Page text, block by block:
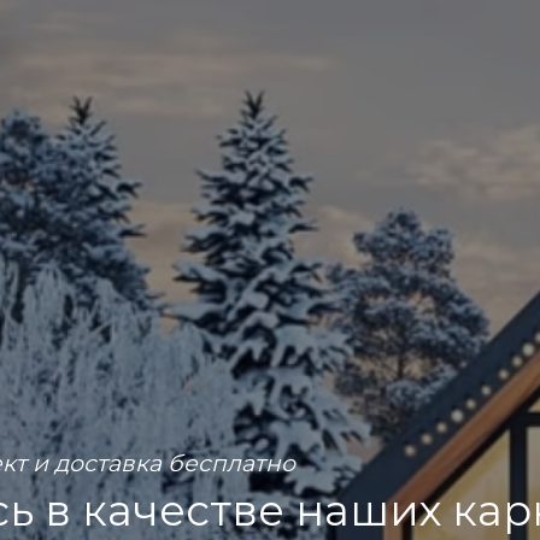
в качестве наших
и доставка бесплатно